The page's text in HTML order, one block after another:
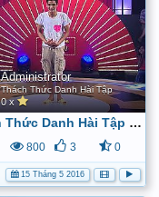
Administrator
Thách Thức Danh Hài Tập
0 x
Thách Thức Danh Hài Tập 5 (13/5/2015) - Full HD - YouTube
800 3 0
15 Tháng 5 2016